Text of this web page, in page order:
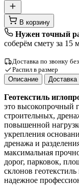
В корзину
Нужен точный
соберём смету за 15
Доставка по звонку
Распил в размер
Описание
Доставка
Геотекстиль
это высокопрочный
строительных,
повышенной
укрепления
дренажа и
максимальная
дорог, парковок,
склонов
надежное